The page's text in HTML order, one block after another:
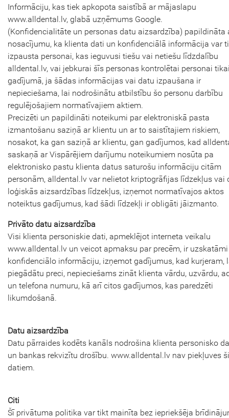
Informāciju, kas tiek apkopota saistībā ar mājaslapu
www.alldental.lv, glabā uzņēmums Google.
(Konfidencialitāte un personas datu aizsardzība) papildināta
nosacījumu, ka klienta dati un konfidenciālā informācija var
izpausta personai, kas ieguvusi tiešu vai netiešu līdzdalību
alldental.lv, vai jebkurai šīs personas kontrolētai personai
gadījumā, ja šādas informācijas vai datu izpaušana ir
nepieciešama, lai nodrošinātu atbilstību šo personu darbību
regulējošajiem normatīvajiem aktiem.
Precizēti un papildināti noteikumi par elektroniskā pasta
izmantošanu saziņā ar klientu un ar to saistītajiem riskiem,
nosakot, ka gan saziņā ar klientu, gan gadījumos, kad
saskaņā ar Vispārējiem darījumu noteikumiem nosūta pa
elektronisko pastu klienta datus saturošu informāciju citām
personām, alldental.lv var nelietot kriptogrāfijas līdzekļus vai
loģiskās aizsardzības līdzekļus, izņemot normatīvajos aktos
noteiktus gadījumus, kad šādi līdzekļi ir obligāti jāizmanto.
Privāto datu aizsardzība
Visi klienta personiskie dati, apmeklējot interneta veikalu
www.alldental.lv un veicot apmaksu par precēm, ir
konfidenciālo informāciju, izņemot gadījumus, kad kurjeram,
piegādātu preci, nepieciešams zināt klienta vārdu, uzvārdu,
un telefona numuru, kā arī citos gadījumos, kas paredzēti
likumdošanā.
Datu aizsardzība
Datu pārraides kodēts kanāls nodrošina klienta personisko
un bankas rekvizītu drošību. www.alldental.lv nav piekļuves
datiem.
Citi
Šī privātuma politika var tikt mainīta bez iepriekšēja